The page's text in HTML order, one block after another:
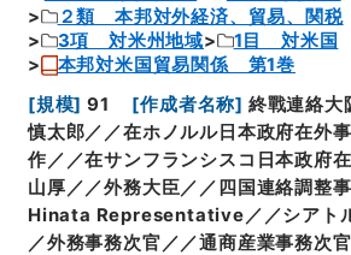
２類 本邦対外経済、貿易、関税
3項 対米州地域
1目 対米国
本邦対米国貿易関係 第1巻
[規模] 91 [作成者名称] 終戰連絡大
慎太郎／／在ホノルル日本政府在外
作／／在サンフランシスコ日本政府
山厚／／外務大臣／／四国連絡調整
Hinata Representative／／シアト
／外務事務次官／／通商産業事務次